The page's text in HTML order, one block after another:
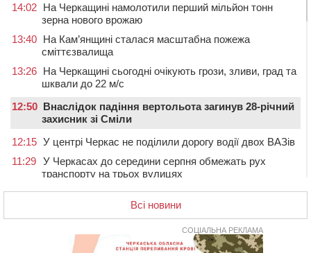
14:02 На Черкащині намолотили перший мільйон тонн
зерна нового врожаю
13:40 На Кам’янщині сталася масштабна пожежа
сміттєзвалища
13:26 На Черкащині сьогодні очікують грози, зливи, град та
шквали до 22 м/с
12:50 Внаслідок падіння вертольота загинув 28-річний
захисник зі Сміли
12:15 У центрі Черкас не поділили дорогу водії двох ВАЗів
11:29 У Черкасах до середини серпня обмежать рух
транспорту на трьох вулицях
10:54 На Черкащині кількість укриттів збільшилась
уп’ятеро з початку повномасштабної війни
У Черкасах водій Audi Q5 спричинив аварію, не
пропустивши інший кросовер
Всі новини
СОЦІАЛЬНА РЕКЛАМА